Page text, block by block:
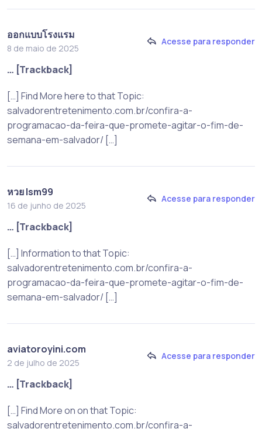
ออกแบบโรงแรม
8 de maio de 2025
Acesse para responder
… [Trackback]
[…] Find More here to that Topic:
salvadorentretenimento.com.br/confira-a-
programacao-da-feira-que-promete-agitar-o-fim-de-
semana-em-salvador/ […]
หวย lsm99
16 de junho de 2025
Acesse para responder
… [Trackback]
[…] Information to that Topic:
salvadorentretenimento.com.br/confira-a-
programacao-da-feira-que-promete-agitar-o-fim-de-
semana-em-salvador/ […]
aviatoroyini.com
2 de julho de 2025
Acesse para responder
… [Trackback]
[…] Find More on on that Topic:
salvadorentretenimento.com.br/confira-a-